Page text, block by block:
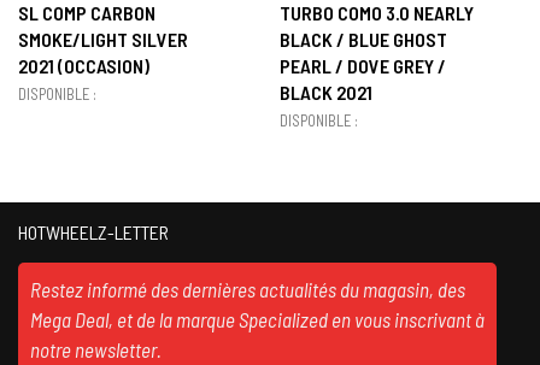
SL COMP CARBON
SMOKE/LIGHT SILVER
2021 (OCCASION)
DISPONIBLE :
TURBO COMO 3.0 NEARLY
BLACK / BLUE GHOST
PEARL / DOVE GREY /
BLACK 2021
DISPONIBLE :
HOTWHEELZ-LETTER
Restez informé des dernières actualités du magasin, des
Mega Deal, et de la marque Specialized en vous inscrivant à
notre newsletter.